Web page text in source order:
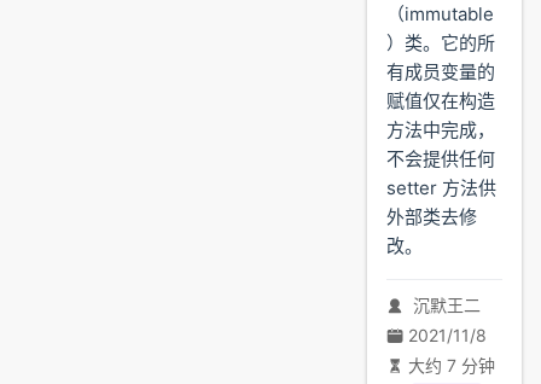
（immutable
）类。它的所
有成员变量的
赋值仅在构造
方法中完成，
不会提供任何
setter 方法供
外部类去修
改。
沉默王二
2021/11/8
大约 7 分钟